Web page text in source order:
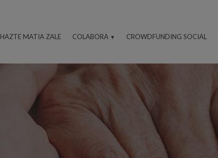
HAZTE MATIA ZALE COLABORA CROWDFUNDING SOCIAL